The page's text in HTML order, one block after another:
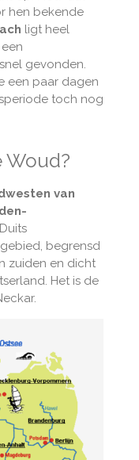
hen bekende
ligt heel
gevonden.
een paar dagen
toch nog
Woud?
van
begrensd
zuiden en dicht
Het is de